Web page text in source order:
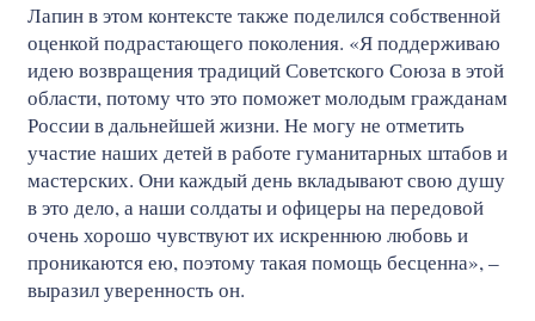
Лапин в этом контексте также поделился собственной
оценкой подрастающего поколения. «Я поддерживаю
идею возвращения традиций Советского Союза в этой
области, потому что это поможет молодым гражданам
России в дальнейшей жизни. Не могу не отметить
участие наших детей в работе гуманитарных штабов и
мастерских. Они каждый день вкладывают свою душу
в это дело, а наши солдаты и офицеры на передовой
очень хорошо чувствуют их искреннюю любовь и
проникаются ею, поэтому такая помощь бесценна», –
выразил уверенность он.